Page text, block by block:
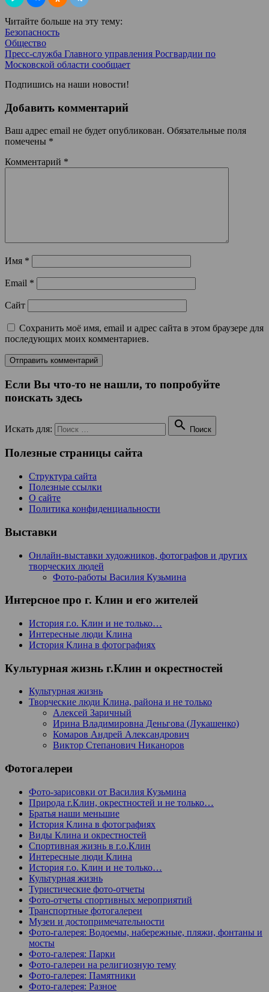
Читайте больше на эту тему:
Безопасность
Общество
Пресс-служба Главного управления Росгвардии по
Московской области сообщает
Подпишись на наши новости!
Добавить комментарий
Ваш адрес email не будет опубликован. Обязательные поля
помечены *
Комментарий *
Имя *
Email *
Сайт
Сохранить моё имя, email и адрес сайта в этом браузере для
последующих моих комментариев.
Если Вы что-то не нашли, то попробуйте
поискать здесь
Искать для:  Поиск
Полезные страницы сайта
Структура сайта
Полезные ссылки
О сайте
Политика конфиденциальности
Выставки
Онлайн-выставки художников, фотографов и других
творческих людей
Фото-работы Василия Кузьмина
Интерсное про г. Клин и его жителей
История г.о. Клин и не только…
Интересные люди Клина
История Клина в фотографиях
Культурная жизнь г.Клин и окрестностей
Культурная жизнь
Творческие люди Клина, района и не только
Алексей Заричный
Ирина Владимировна Деньгова (Лукашенко)
Комаров Андрей Александрович
Виктор Степанович Никаноров
Фотогалереи
Фото-зарисовки от Василия Кузьмина
Природа г.Клин, окрестностей и не только…
Братья наши меньшие
История Клина в фотографиях
Виды Клина и окрестностей
Спортивная жизнь в г.о.Клин
Интересные люди Клина
История г.о. Клин и не только…
Культурная жизнь
Туристические фото-отчеты
Фото-отчеты спортивных мероприятий
Транспортные фотогалереи
Музеи и достопримечательности
Фото-галерея: Водоемы, набережные, пляжи, фонтаны и
мосты
Фото-галерея: Парки
Фото-галереи на религиозную тему
Фото-галерея: Памятники
Фото-галерея: Разное